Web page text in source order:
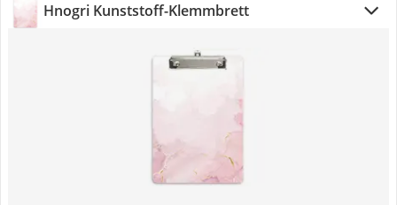
Hnogri Kunststoff-Klemmbrett